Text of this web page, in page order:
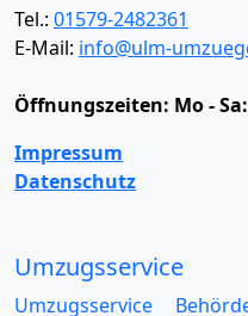
Tel.: 01579-2482361
E-Mail: info@ulm-
Öffnungszeiten: Mo -
Impressum
Datenschutz
Umzugsservice
Umzugsservice